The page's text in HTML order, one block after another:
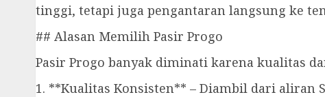
tinggi, tetapi juga pengantaran langsung ke
## Alasan Memilih Pasir Progo
Pasir Progo banyak diminati karena kualitas
1. **Kualitas Konsisten** – Diambil dari aliran